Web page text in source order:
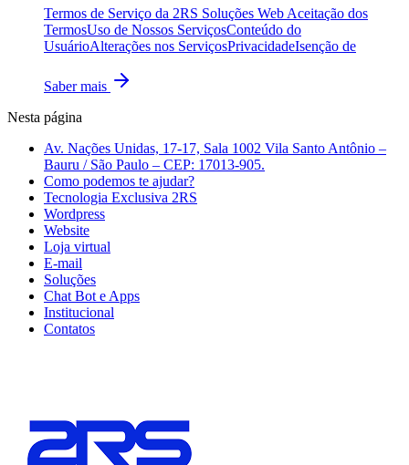
Termos de Serviço da 2RS Soluções Web Aceitação dos
TermosUso de Nossos ServiçosConteúdo do
UsuárioAlterações nos ServiçosPrivacidadeIsenção de
Saber mais
Nesta página
Av. Nações Unidas, 17-17, Sala 1002 Vila Santo Antônio –
Bauru / São Paulo – CEP: 17013-905.
Como podemos te ajudar?
Tecnologia Exclusiva 2RS
Wordpress
Website
Loja virtual
E-mail
Soluções
Chat Bot e Apps
Institucional
Contatos